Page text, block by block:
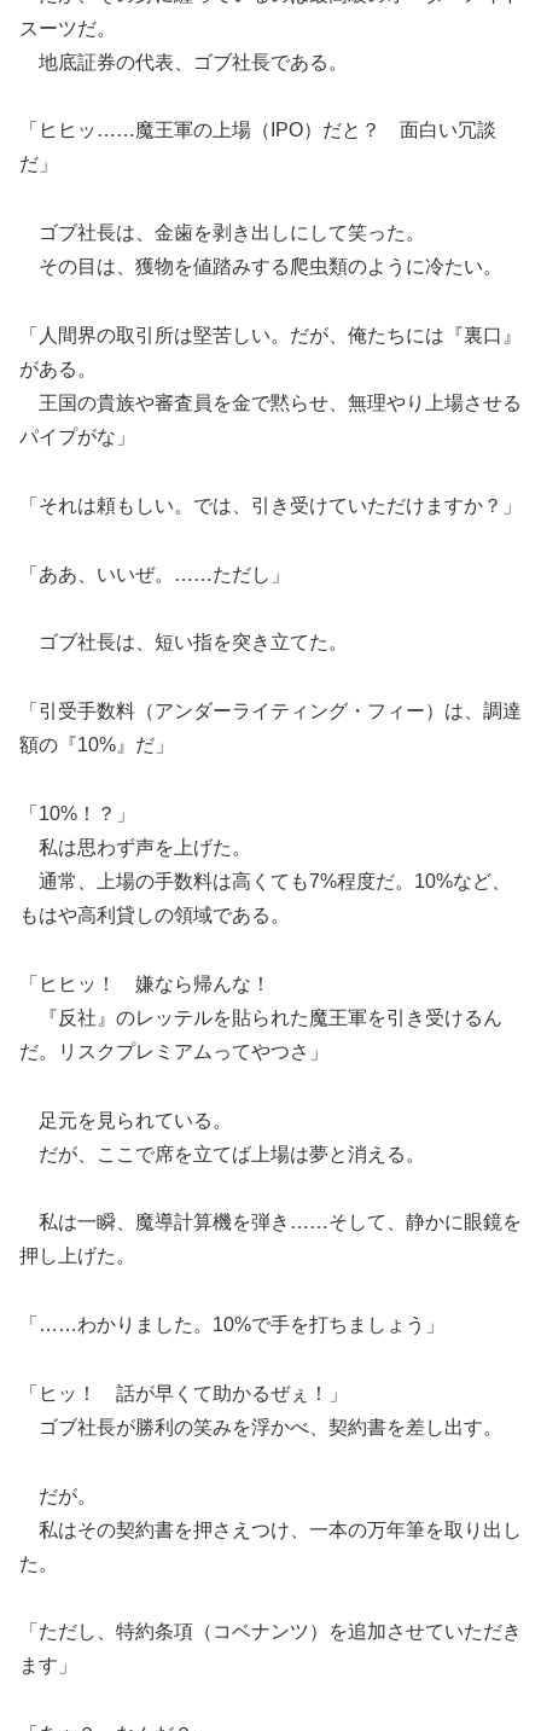
スーツだ。
地底証券の代表、ゴブ社長である。
「ヒヒッ……魔王軍の上場（IPO）だと？ 面白い冗談
だ」
ゴブ社長は、金歯を剥き出しにして笑った。
その目は、獲物を値踏みする爬虫類のように冷たい。
「人間界の取引所は堅苦しい。だが、俺たちには『裏口』
がある。
王国の貴族や審査員を金で黙らせ、無理やり上場させる
パイプがな」
「それは頼もしい。では、引き受けていただけますか？」
「ああ、いいぜ。……ただし」
ゴブ社長は、短い指を突き立てた。
「引受手数料（アンダーライティング・フィー）は、調達
額の『10%』だ」
「10%！？」
私は思わず声を上げた。
通常、上場の手数料は高くても7%程度だ。10%など、
もはや高利貸しの領域である。
「ヒヒッ！ 嫌なら帰んな！
『反社』のレッテルを貼られた魔王軍を引き受けるん
だ。リスクプレミアムってやつさ」
足元を見られている。
だが、ここで席を立てば上場は夢と消える。
私は一瞬、魔導計算機を弾き……そして、静かに眼鏡を
押し上げた。
「……わかりました。10%で手を打ちましょう」
「ヒッ！ 話が早くて助かるぜぇ！」
ゴブ社長が勝利の笑みを浮かべ、契約書を差し出す。
だが。
私はその契約書を押さえつけ、一本の万年筆を取り出し
た。
「ただし、特約条項（コベナンツ）を追加させていただき
ます」